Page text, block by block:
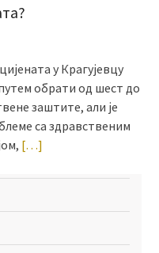
у Крагујевцу
обрати од шест до
заштите, али је
са здравственим
[…]